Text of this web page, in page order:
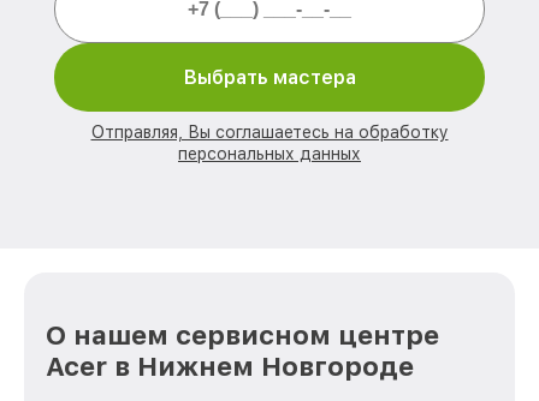
Выбрать мастера
Отправляя, Вы соглашаетесь на обработку
персональных данных
О нашем сервисном центре
Acer в Нижнем Новгороде